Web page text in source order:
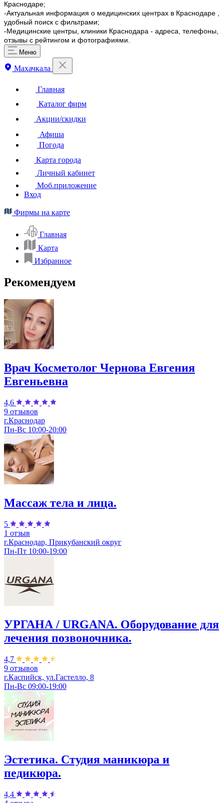
Краснодаре;
-Актуальная информация о медицинских центрах в Краснодаре ,
удобный поиск с фильтрами;
-Медицинские центры, клиники Краснодара - адреса, телефоны,
отзывы с рейтингом и фотографиями.
Меню
Махачкала
Главная
Каталог фирм
Акции/скидки
Афиша
Погода
Карта города
Личный кабинет
Моб.приложение
Вход
Фирмы на карте
Главная
Карта
Избранное
Рекомендуем
Врач Косметолог Чернова Евгения
Евгеньевна
4,6
9 отзывов
г.Краснодар
Пн-Вс 10:00-20:00
Массаж тела и лица.
5
1 отзыв
г.Краснодар, Прикубанский округ
Пн-Пт 10:00-19:00
УРГАНА / URGANA. Оборудование для
лечения позвоночника.
4,7
9 отзывов
г.Каспийск, ул.Гастелло, 8
Пн-Вс 09:00-19:00
Эстетика. Студия маникюра и
педикюра.
4,4